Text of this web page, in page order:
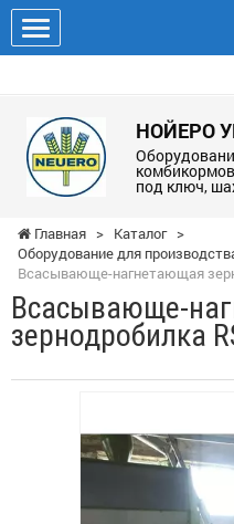
НОЙЕРО
под ключ,
Главная > Каталог >
Оборудование для
Всасывающе-нагнетающая
Всасывающе-
зернодробилка